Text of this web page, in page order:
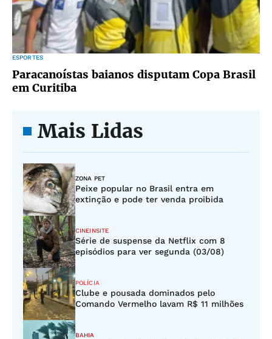
ESPORTES
Paracanoístas baianos disputam Copa Brasil
em Curitiba
Mais Lidas
ZONA PET
Peixe popular no Brasil entra em
extinção e pode ter venda proibida
CINEINSITE
Série de suspense da Netflix com 8
episódios para ver segunda (03/08)
POLÍCIA
Clube e pousada dominados pelo
Comando Vermelho lavam R$ 11 milhões
BAHIA